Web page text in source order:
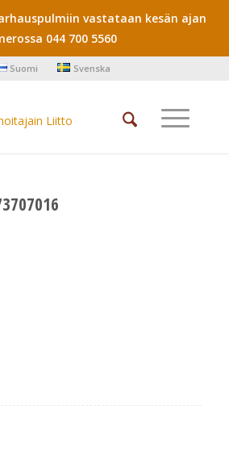
vastataan kesän ajan
044 700 5560
Suomi Svenska